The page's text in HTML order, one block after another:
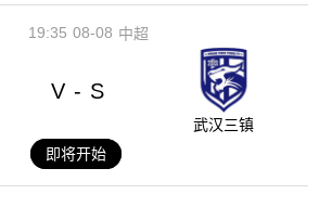
08-08
19:35 中超
V - S
武汉三镇
即将开始